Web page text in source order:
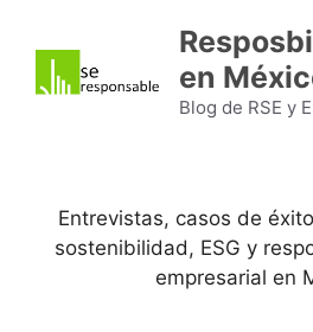
contenido
en
Blog de RSE y
Entrevistas, casos de
sostenibilidad, ESG y
empresarial en